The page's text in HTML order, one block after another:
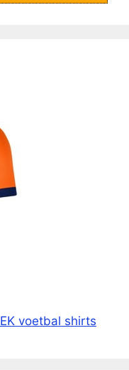
voetbal shirts